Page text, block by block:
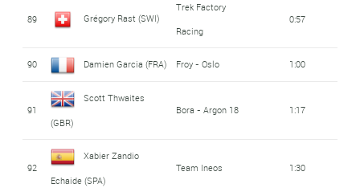
89 Grégory Rast (SWI)
Trek Factory
Racing
0:57
90 Damien Garcia (FRA) Froy - Oslo 1:00
91
Scott Thwaites
(GBR)
Bora - Argon 18 1:17
92
Xabier Zandio
Echaide (SPA)
Team Ineos 1:30